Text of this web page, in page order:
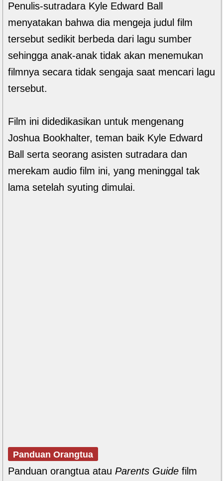
Penulis-sutradara Kyle Edward Ball
menyatakan bahwa dia mengeja judul film
tersebut sedikit berbeda dari lagu sumber
sehingga anak-anak tidak akan menemukan
filmnya secara tidak sengaja saat mencari lagu
tersebut.
Film ini didedikasikan untuk mengenang
Joshua Bookhalter, teman baik Kyle Edward
Ball serta seorang asisten sutradara dan
merekam audio film ini, yang meninggal tak
lama setelah syuting dimulai.
Panduan Orangtua
Panduan orangtua atau Parents Guide film